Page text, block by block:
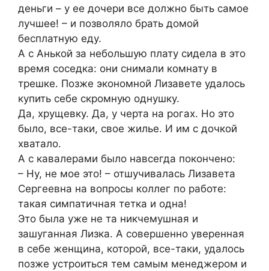
деньги – у ее дочери все должно быть самое
лучшее! – и позволяло брать домой
бесплатную еду.
А с Анькой за небольшую плату сидела в это
время соседка: они снимали комнату в
трешке. Позже экономной Лизавете удалось
купить себе скромную однушку.
Да, хрущевку. Да, у черта на рогах. Но это
было, все-таки, свое жилье. И им с дочкой
хватало.
А с кавалерами было навсегда покончено:
– Ну, не мое это! – отшучивалась Лизавета
Сергеевна на вопросы коллег по работе:
такая симпатичная тетка и одна!
Это была уже не та никчемушная и
зашуганная Лизка. А совершенно уверенная
в себе женщина, которой, все-таки, удалось
позже устроиться тем самым менеджером и